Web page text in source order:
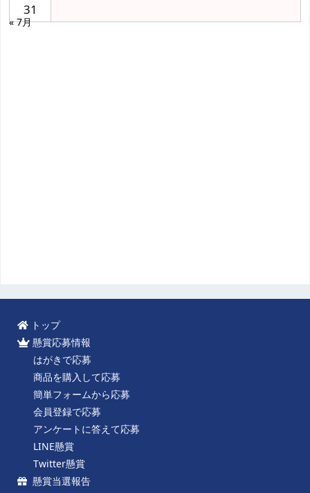
31
« 7月
トップ
懸賞応募情報
はがきで応募
商品を購入して応募
簡単フォームから応募
会員登録で応募
アンケートに答えて応募
LINE懸賞
Twitter懸賞
懸賞当選報告